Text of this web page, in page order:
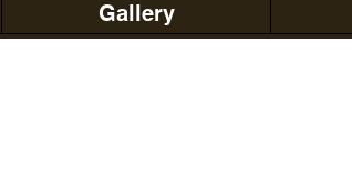
Gallery